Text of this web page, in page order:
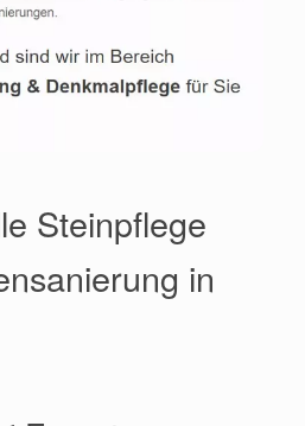
Steinpflege
in